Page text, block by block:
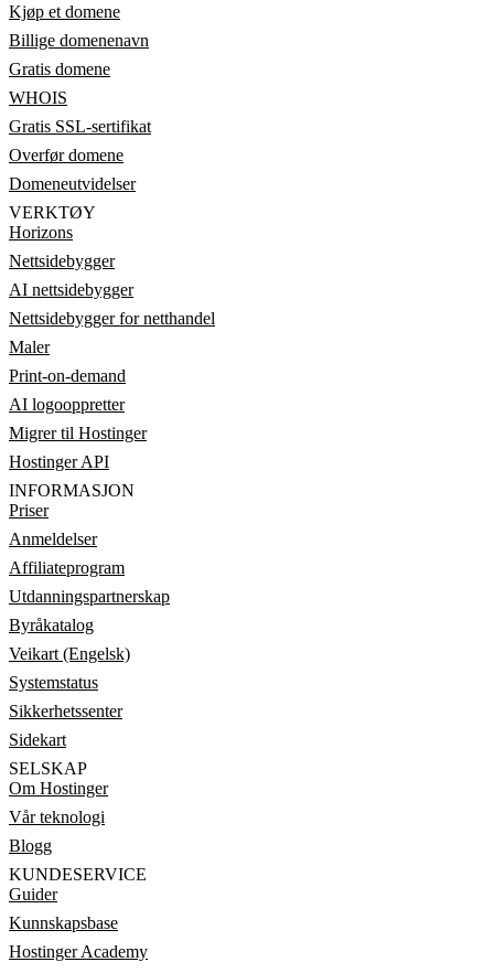
Kjøp et domene
Billige domenenavn
Gratis domene
WHOIS
Gratis SSL-sertifikat
Overfør domene
Domeneutvidelser
VERKTØY
Horizons
Nettsidebygger
AI nettsidebygger
Nettsidebygger for netthandel
Maler
Print-on-demand
AI logooppretter
Migrer til Hostinger
Hostinger API
INFORMASJON
Priser
Anmeldelser
Affiliateprogram
Utdanningspartnerskap
Byråkatalog
Veikart (Engelsk)
Systemstatus
Sikkerhetssenter
Sidekart
SELSKAP
Om Hostinger
Vår teknologi
Blogg
KUNDESERVICE
Guider
Kunnskapsbase
Hostinger Academy